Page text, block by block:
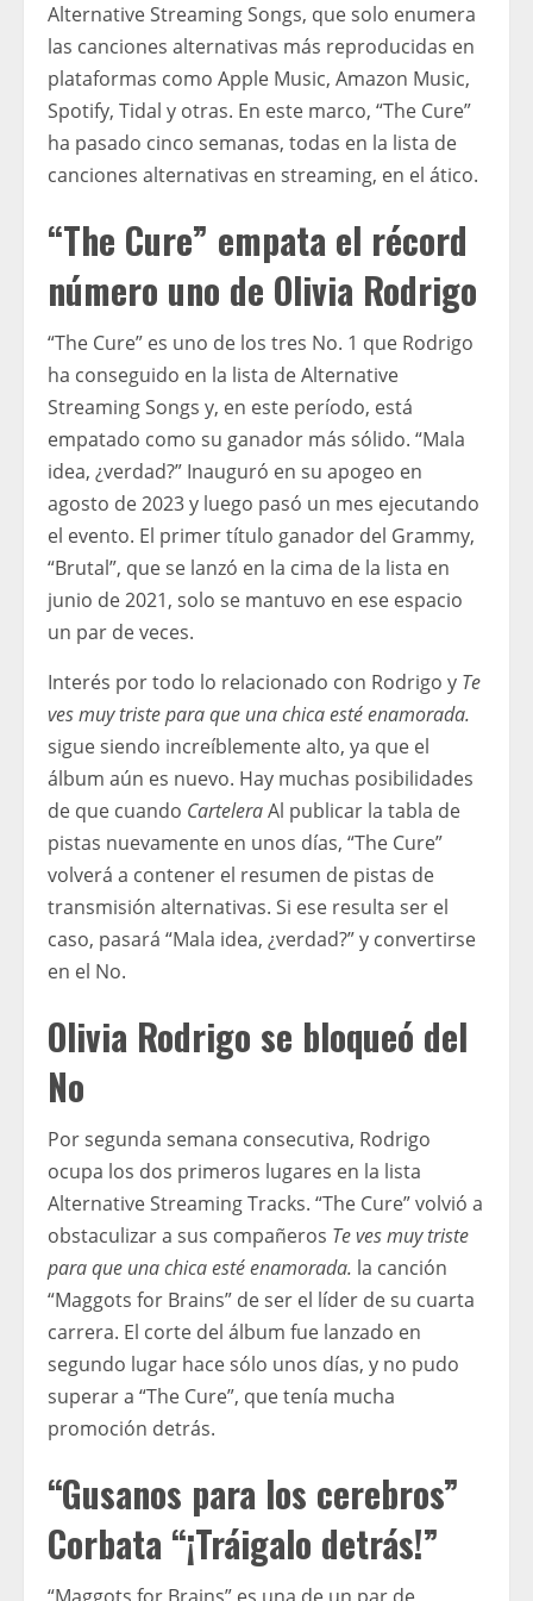
Alternative Streaming Songs, que solo enumera
las canciones alternativas más reproducidas en
plataformas como Apple Music, Amazon Music,
Spotify, Tidal y otras. En este marco, “The Cure”
ha pasado cinco semanas, todas en la lista de
canciones alternativas en streaming, en el ático.
“The Cure” empata el récord
número uno de Olivia Rodrigo
“The Cure” es uno de los tres No. 1 que Rodrigo
ha conseguido en la lista de Alternative
Streaming Songs y, en este período, está
empatado como su ganador más sólido. “Mala
idea, ¿verdad?” Inauguró en su apogeo en
agosto de 2023 y luego pasó un mes ejecutando
el evento. El primer título ganador del Grammy,
“Brutal”, que se lanzó en la cima de la lista en
junio de 2021, solo se mantuvo en ese espacio
un par de veces.
Interés por todo lo relacionado con Rodrigo y Te
ves muy triste para que una chica esté enamorada.
sigue siendo increíblemente alto, ya que el
álbum aún es nuevo. Hay muchas posibilidades
de que cuando CarteleraAl publicar la tabla de
pistas nuevamente en unos días, “The Cure”
volverá a contener el resumen de pistas de
transmisión alternativas. Si ese resulta ser el
caso, pasará “Mala idea, ¿verdad?” y convertirse
en el No.
Olivia Rodrigo se bloqueó del
No
Por segunda semana consecutiva, Rodrigo
ocupa los dos primeros lugares en la lista
Alternative Streaming Tracks. “The Cure” volvió a
obstaculizar a sus compañeros Te ves muy triste
para que una chica esté enamorada. la canción
“Maggots for Brains” de ser el líder de su cuarta
carrera. El corte del álbum fue lanzado en
segundo lugar hace sólo unos días, y no pudo
superar a “The Cure”, que tenía mucha
promoción detrás.
“Gusanos para los cerebros”
Corbata “¡Tráigalo detrás!”